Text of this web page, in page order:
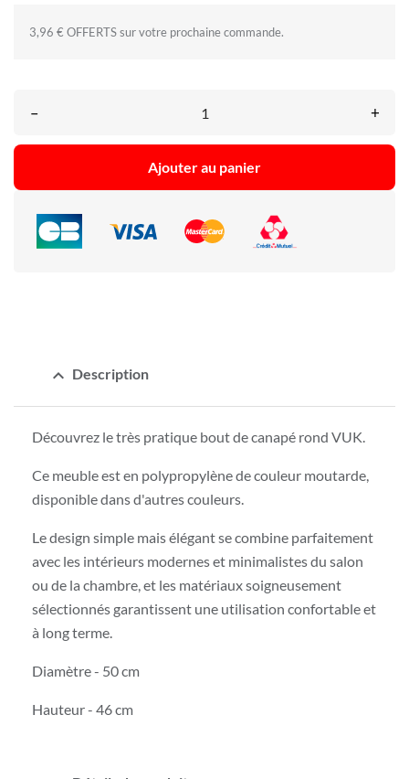
3,96 € OFFERTS sur votre prochaine commande.
– +
Ajouter au panier
expand_less Description
Découvrez le très pratique bout de canapé rond VUK.
Ce meuble est en polypropylène de couleur moutarde,
disponible dans d'autres couleurs.
Le design simple mais élégant se combine parfaitement
avec les intérieurs modernes et minimalistes du salon
ou de la chambre, et les matériaux soigneusement
sélectionnés garantissent une utilisation confortable et
à long terme.
Diamètre - 50 cm
Hauteur - 46 cm